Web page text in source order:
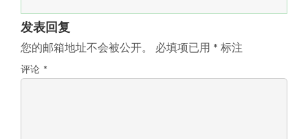
发表回复
您的邮箱地址不会被公开。 必填项已用 * 标注
评论 *